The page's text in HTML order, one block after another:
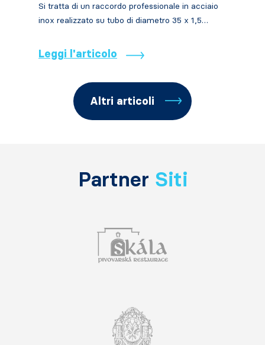
Si tratta di un raccordo professionale in acciaio
inox realizzato su tubo di diametro 35 x 1,5…
Leggi l'articolo
Altri articoli
Partner Siti